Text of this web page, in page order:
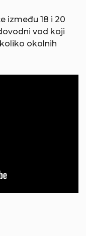
između 18 i 20
vod koji
okolnih